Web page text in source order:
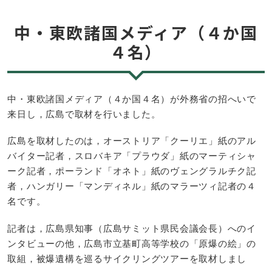
中・東欧諸国メディア（４か国
４名）
中・東欧諸国メディア（４か国４名）が外務省の招へいで
来日し，広島で取材を行いました。
広島を取材したのは，オーストリア「クーリエ」紙のアル
バイター記者，スロバキア「プラウダ」紙のマーティシャ
ーク記者，ポーランド「オネト」紙のヴェングラルチク記
者，ハンガリー「マンディネル」紙のマラーツィ記者の４
名です。
記者は，広島県知事（広島サミット県民会議会長）へのイ
ンタビューの他，広島市立基町高等学校の「原爆の絵」の
取組，被爆遺構を巡るサイクリングツアーを取材しまし